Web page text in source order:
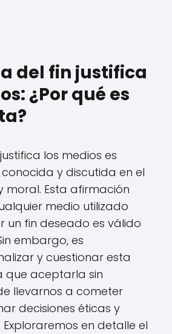
del fin justifica
¿Por qué es
los medios es
y discutida en el
moral. Esta afirmación
medio utilizado
un fin deseado es válido
embargo, es
y cuestionar esta
que aceptarla sin
llevarnos a cometer
decisiones éticas y
en detalle el